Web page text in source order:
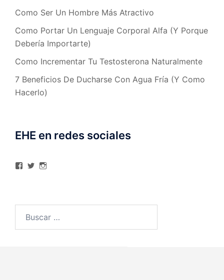
Como Ser Un Hombre Más Atractivo
Como Portar Un Lenguaje Corporal Alfa (Y Porque
Debería Importarte)
Como Incrementar Tu Testosterona Naturalmente
7 Beneficios De Ducharse Con Agua Fría (Y Como
Hacerlo)
EHE en redes sociales
Ver
Facebook
Ver
TwitterInstagram